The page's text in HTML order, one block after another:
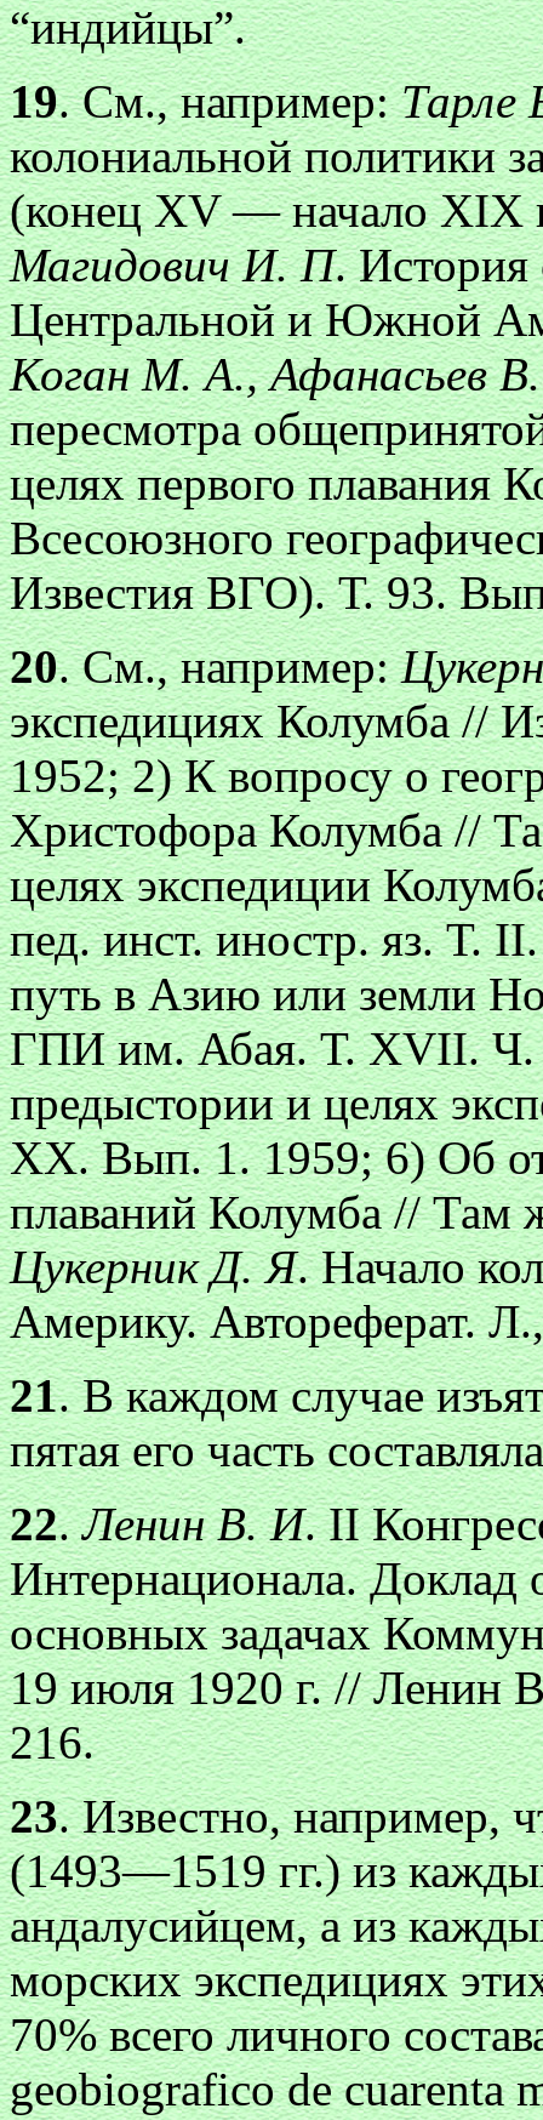
“индийцы”.
19. См., например:Тарле
колониальной политики
(конец XV — начало
Магидович И. П. История
Центральной и Южной
Коган М. А., Афанасьев
пересмотра
целях первого плавания
Всесоюзного
Известия ВГО). Т. 93.
20. См., например:
экспедициях Колумба //
1952; 2) К вопросу о
Христофора Колумба //
целях экспедиции
пед. инст. иностр. яз. Т.
путь в Азию или земли
ГПИ им. Абая. Т. XVII. Ч.
предыстории и целях
XX. Вып. 1. 1959; 6) Об
плаваний Колумба //
Цукерник Д. Я. Начало
Америку. Автореферат.
21. В каждом случае
пятая его часть
22.Ленин В. И. II
Интернационала.
основных задачах
19 июля 1920 г. // Ленин
216.
23. Известно, например,
(1493—1519 гг.) из
андалусийцем, а из
морских экспедициях
70% всего личного
geobiografico de cuarenta